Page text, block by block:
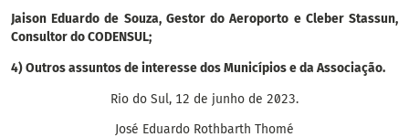
Jaison Eduardo de Souza, Gestor do Aeroporto e Cleber Stassun,
Consultor do CODENSUL;
4) Outros assuntos de interesse dos Municípios e da Associação.
Rio do Sul, 12 de junho de 2023.
José Eduardo Rothbarth Thomé